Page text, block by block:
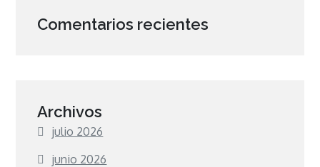
Comentarios recientes
Archivos
julio 2026
junio 2026